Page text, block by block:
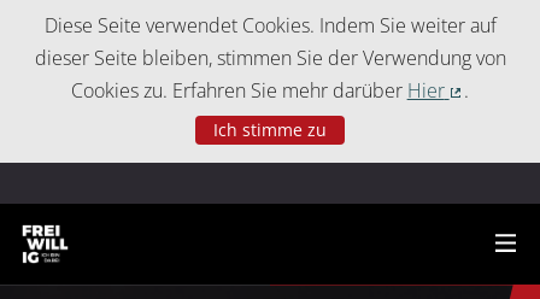
Diese Seite verwendet Cookies. Indem Sie weiter auf
dieser Seite bleiben, stimmen Sie der Verwendung von
Cookies zu. Erfahren Sie mehr darüber Hier
.
Ich stimme zu
Cookie-Einstellungen